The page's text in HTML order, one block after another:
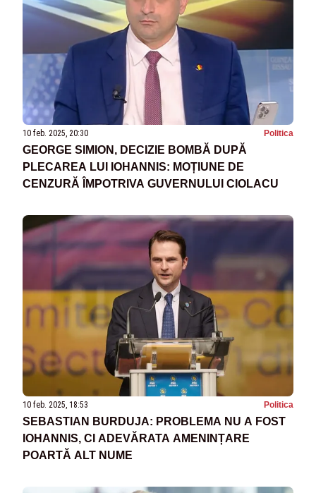
10 feb. 2025, 20:30 Politica
GEORGE SIMION, DECIZIE BOMBĂ DUPĂ
PLECAREA LUI IOHANNIS: MOȚIUNE DE
CENZURĂ ÎMPOTRIVA GUVERNULUI CIOLACU
10 feb. 2025, 18:53 Politica
SEBASTIAN BURDUJA: PROBLEMA NU A FOST
IOHANNIS, CI ADEVĂRATA AMENINȚARE
POARTĂ ALT NUME